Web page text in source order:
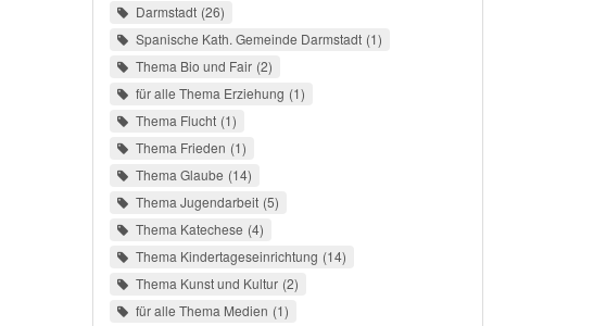
Darmstadt 26
Spanische Kath. Gemeinde Darmstadt 1
Thema Bio und Fair 2
für alle Thema Erziehung 1
Thema Flucht 1
Thema Frieden 1
Thema Glaube 14
Thema Jugendarbeit 5
Thema Katechese 4
Thema Kindertageseinrichtung 14
Thema Kunst und Kultur 2
für alle Thema Medien 1